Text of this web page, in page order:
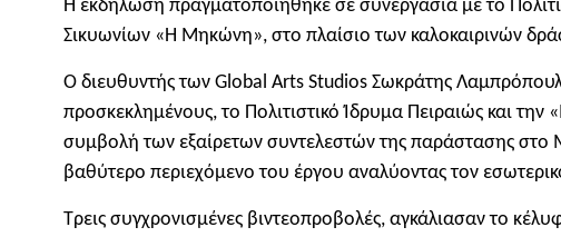
Η εκδήλωση πραγματοποιήθηκε σε συνεργασία με το
Σικυωνίων «Η Μηκώνη», στο πλαίσιο των καλοκαιρινών
Ο διευθυντής των Global Arts Studios Σωκράτης
προσκεκλημένους, το Πολιτιστικό Ίδρυμα Πειραιώς και
συμβολή των εξαίρετων συντελεστών της παράστασης στο
βαθύτερο περιεχόμενο του έργου αναλύοντας τον
Τρεις συγχρονισμένες βιντεοπροβολές, αγκάλιασαν το